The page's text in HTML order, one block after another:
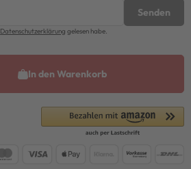
Senden
Daten­schutz­erklärung gelesen habe.
In den Warenkorb